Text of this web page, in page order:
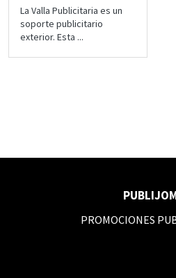
La Valla Publicitaria es un
soporte publicitario
exterior. Esta ...
PROMOCIONES